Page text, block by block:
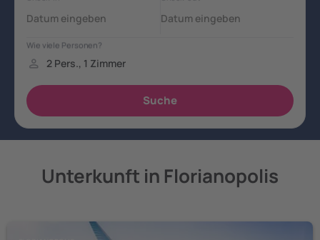
Unterkunft in Florianopolis